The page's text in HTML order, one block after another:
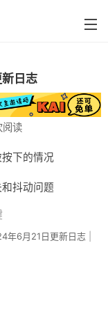
日志
阅读
下的情况
抖动问题
年6月21日更新日志